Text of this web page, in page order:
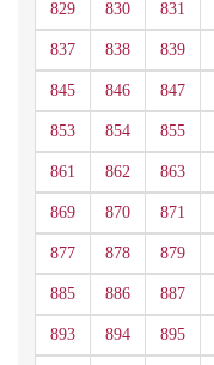
829 830 831
837 838 839
845 846 847
853 854 855
861 862 863
869 870 871
877 878 879
885 886 887
893 894 895